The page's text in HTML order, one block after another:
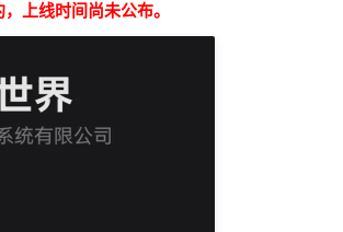
上线时间尚未公布。